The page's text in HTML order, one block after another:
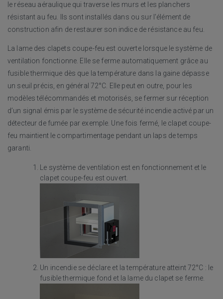
le réseau aéraulique qui traverse les murs et les planchers
résistant au feu. Ils sont installés dans ou sur l'élément de
construction afin de restaurer son indice de résistance au feu.
La lame des clapets coupe-feu est ouverte lorsque le système de
ventilation fonctionne. Elle se ferme automatiquement grâce au
fusible thermique dès que la température dans la gaine dépasse
un seuil précis, en général 72°C. Elle peut en outre, pour les
modèles télécommandés et motorisés, se fermer sur réception
d’un signal émis par le système de sécurité incendie activé par un
détecteur de fumée par exemple. Une fois fermé, le clapet coupe-
feu maintient le compartimentage pendant un laps de temps
garanti.
Le système de ventilation est en fonctionnement et le
clapet coupe-feu est ouvert.
Un incendie se déclare et la température atteint 72°C : le
fusible thermique fond et la lame du clapet se ferme.